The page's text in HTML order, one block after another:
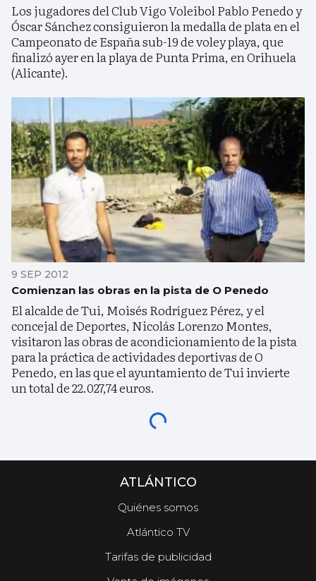
Los jugadores del Club Vigo Voleibol Pablo Penedo y
Óscar Sánchez consiguieron la medalla de plata en el
Campeonato de España sub-19 de voley playa, que
finalizó ayer en la playa de Punta Prima, en Orihuela
(Alicante).
9 SEP 2012
Comienzan las obras en la pista de O Penedo
El alcalde de Tui, Moisés Rodríguez Pérez, y el
concejal de Deportes, Nicolás Lorenzo Montes,
visitaron las obras de acondicionamiento de la pista
para la práctica de actividades deportivas de O
Penedo, en las que el ayuntamiento de Tui invierte
un total de 22.027,74 euros.
ATLÁNTICO
Quiénes somos
Atlántico TV
Tarifas de publicidad